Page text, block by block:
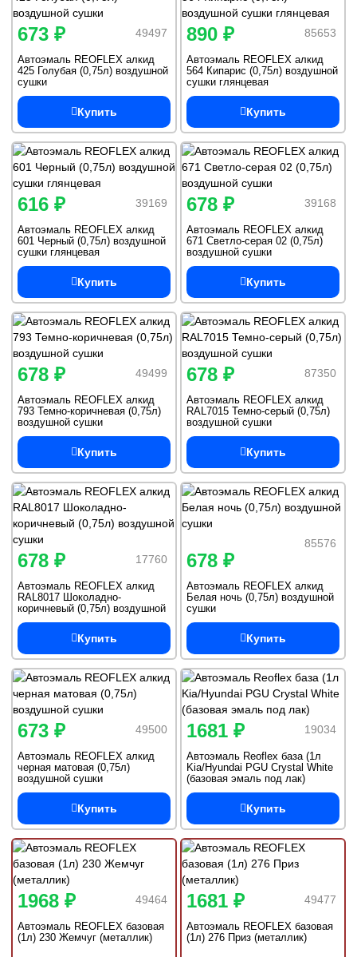
49497
673 ₽
Автоэмаль REOFLEX алкид
425 Голубая (0,75л) воздушной
сушки
Купить
85653
890 ₽
Автоэмаль REOFLEX алкид
564 Кипарис (0,75л) воздушной
сушки глянцевая
Купить
39169
616 ₽
Автоэмаль REOFLEX алкид
601 Черный (0,75л) воздушной
сушки глянцевая
Купить
39168
678 ₽
Автоэмаль REOFLEX алкид
671 Светло-серая 02 (0,75л)
воздушной сушки
Купить
49499
678 ₽
Автоэмаль REOFLEX алкид
793 Темно-коричневая (0,75л)
воздушной сушки
Купить
87350
678 ₽
Автоэмаль REOFLEX алкид
RAL7015 Темно-серый (0,75л)
воздушной сушки
Купить
17760
678 ₽
Автоэмаль REOFLEX алкид
RAL8017 Шоколадно-
коричневый (0,75л) воздушной
сушки
Купить
85576
678 ₽
Автоэмаль REOFLEX алкид
Белая ночь (0,75л) воздушной
сушки
Купить
49500
673 ₽
Автоэмаль REOFLEX алкид
черная матовая (0,75л)
воздушной сушки
Купить
19034
1681 ₽
Автоэмаль Reoflex база (1л
Kia/Hyundai PGU Crystal White
(базовая эмаль под лак)
Купить
49464
1968 ₽
Автоэмаль REOFLEX базовая
(1л) 230 Жемчуг (металлик)
49477
1681 ₽
Автоэмаль REOFLEX базовая
(1л) 276 Приз (металлик)